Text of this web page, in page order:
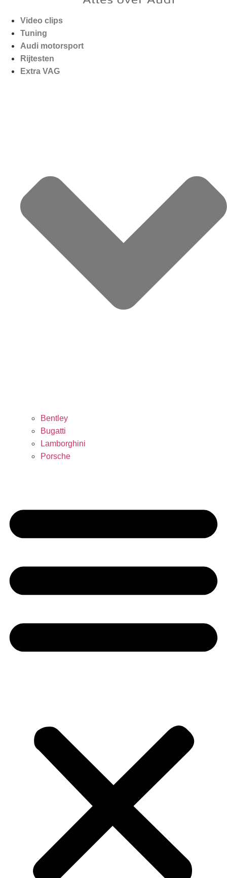
Video clips
Tuning
Audi motorsport
Rijtesten
Extra VAG
Bentley
Bugatti
Lamborghini
Porsche